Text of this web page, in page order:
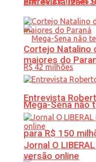
Mega-Sena não
para R$ 150
Cortejo Natalino
maiores do
Entrevista
Jornal O
versão online